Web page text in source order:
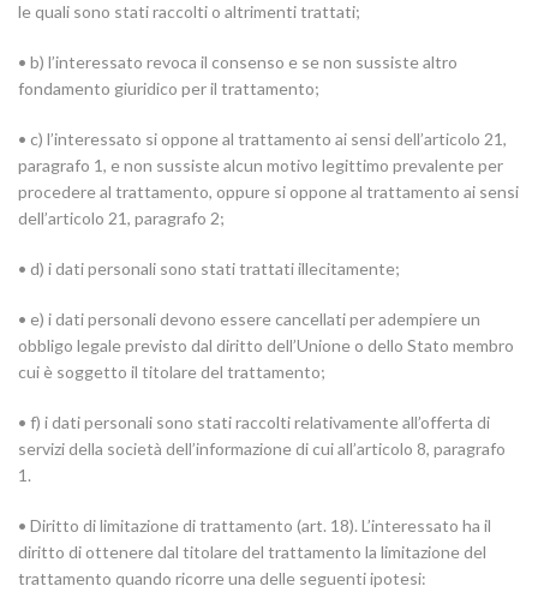
le quali sono stati raccolti o altrimenti trattati;
• b) l’interessato revoca il consenso e se non sussiste altro
fondamento giuridico per il trattamento;
• c) l’interessato si oppone al trattamento ai sensi dell’articolo 21,
paragrafo 1, e non sussiste alcun motivo legittimo prevalente per
procedere al trattamento, oppure si oppone al trattamento ai sensi
dell’articolo 21, paragrafo 2;
• d) i dati personali sono stati trattati illecitamente;
• e) i dati personali devono essere cancellati per adempiere un
obbligo legale previsto dal diritto dell’Unione o dello Stato membro
cui è soggetto il titolare del trattamento;
• f) i dati personali sono stati raccolti relativamente all’offerta di
servizi della società dell’informazione di cui all’articolo 8, paragrafo
1.
• Diritto di limitazione di trattamento (art. 18). L’interessato ha il
diritto di ottenere dal titolare del trattamento la limitazione del
trattamento quando ricorre una delle seguenti ipotesi: